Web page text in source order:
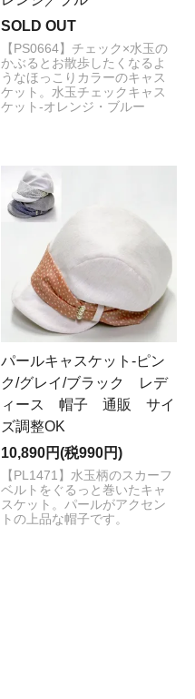
SOLD OUT
【PS0664】チェック×水玉の
かぶるとお散歩したくなるよ
うなほっこりカラーのキャス
ケット。水玉チェックキャス
ケット-オレンジ・ブルー
パールキャスケット-ピン
ク/グレイ/ブラック レデ
ィース 帽子 通販 サイ
ズ調整OK
10,890円(税990円)
【PL1471】水玉柄のスカーフ
ベルトをぐるっと巻いたキャ
スケット。パールがアクセン
トの上品な帽子です。